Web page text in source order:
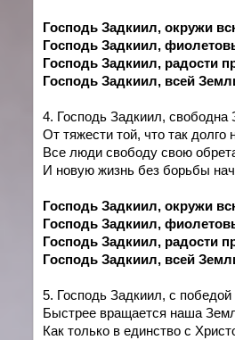
Господь Задкиил, окружи
Господь Задкиил,
Господь Задкиил, радости
Господь Задкиил, всей
4. Господь Задкиил, свободна
От тяжести той, что так долго
Все люди свободу свою
И новую жизнь без борьбы
Господь Задкиил, окружи
Господь Задкиил,
Господь Задкиил, радости
Господь Задкиил, всей
5. Господь Задкиил, с победой
Быстрее вращается наша
Как только в единство с